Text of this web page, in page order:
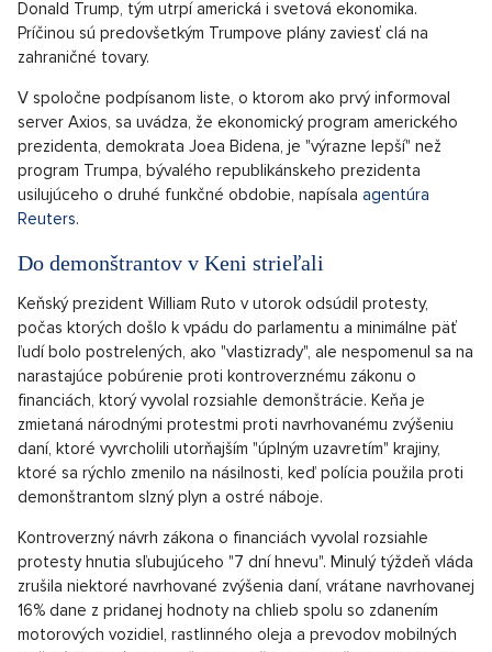
sa, že to bude hotové už v stredu. Všetci sudcovia, ktorí
hlasovali za, uviedli, že dekriminalizácia by sa mala obmedziť na
držanie marihuany v množstve vhodnom pre osobnú potrebu.
agentúra AP.
Trumpovo prezidentstvo môže v USA spôsobiť
rozsiahlu infláciu, varujú nobelisti
Šestnásť nositeľov Nobelovej ceny za ekonómiu v utorok
prezidentských voľbách v USA vyhrá republikánsky kandidát
Donald Trump, tým utrpí americká i svetová ekonomika.
Príčinou sú predovšetkým Trumpove plány zaviesť clá na
zahraničné tovary.
V spoločne podpísanom liste, o ktorom ako prvý informoval
server Axios, sa uvádza, že ekonomický program amerického
prezidenta, demokrata Joea Bidena, je "výrazne lepší" než
program Trumpa, bývalého republikánskeho prezidenta
usilujúceho o druhé funkčné obdobie, napísalaagentúra
Reuters.
Do demonštrantov v Keni strieľali
Keňský prezident William Ruto v utorok odsúdil protesty,
počas ktorých došlo k vpádu do parlamentu a minimálne päť
ľudí bolo postrelených, ako "vlastizrady", ale nespomenul sa na